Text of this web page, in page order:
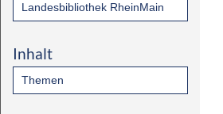
Landesbibliothek RheinMain
Inhalt
Themen